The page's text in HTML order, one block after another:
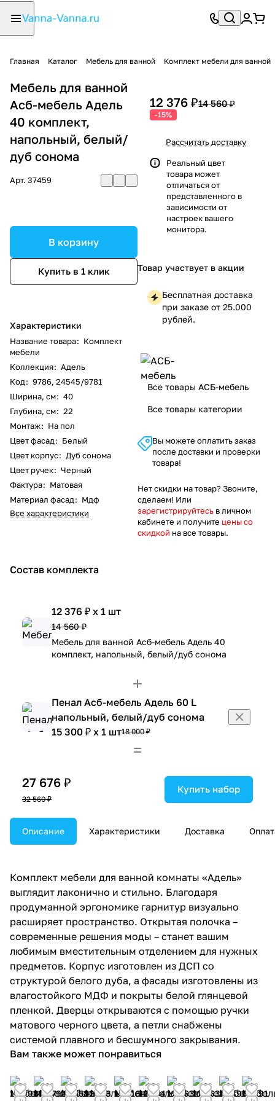
Главная Каталог Мебель для ванной Комплект мебели для ванной
Мебель для ванной
Асб-мебель Адель
40 комплект,
напольный, белый/
дуб сонома
Арт. 37459
В корзину
Купить в 1 клик
Характеристики
Название товара: Комплект
мебели
Коллекция: Адель
Код: 9786, 24545/9781
Ширина, см: 40
Глубина, см: 22
Монтаж: На пол
Цвет фасад: Белый
Цвет корпус: Дуб сонома
Цвет ручек: Черный
Фактура: Матовая
Материал фасад: Мдф
Все характеристики
12 376 ₽14 560 ₽
-15%
Рассчитать доставку
Реальный цвет
товара может
отличаться от
представленного в
зависимости от
настроек вашего
монитора.
Товар участвует в акции
Бесплатная доставка
при заказе от 25.000
рублей.
Все товары АСБ-мебель
Все товары категории
Вы можете оплатить заказ
после доставки и проверки
товара!
Нет скидки на товар? Звоните,
сделаем! Или
зарегистрируйтесь в личном
кабинете и получите цены со
скидкой на все товары.
Состав комплекта
12 376 ₽ x 1 шт
14 560 ₽
Мебель для ванной Асб-мебель Адель 40
комплект, напольный, белый/дуб сонома
Пенал Асб-мебель Адель 60 L
напольный, белый/дуб сонома
15 300 ₽ x 1 шт18 000 ₽
27 676 ₽
32 560 ₽
Купить набор
Описание Характеристики Доставка
Комплект мебели для ванной комнаты «Адель»
выглядит лаконично и стильно. Благодаря
продуманной эргономике гарнитур визуально
расширяет пространство. Открытая полочка –
современные решения моды – станет вашим
любимым вместительным отделением для нужных
предметов. Корпус изготовлен из ДСП со
структурой белого дуба, а фасады изготовлены из
влагостойкого МДФ и покрыты белой глянцевой
пленкой. Дверцы открываются с помощью ручки
матового черного цвета, а петли снабжены
системой плавного и бесшумного закрывания.
Вам также может понравиться
18 99818 87926 55812 516 12 51612 78411 46311 46313 89015 291